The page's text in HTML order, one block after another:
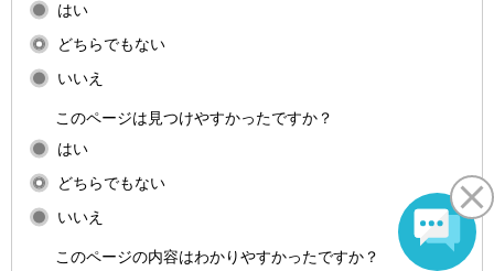
はい
どちらでもない
いいえ
このページは見つけやすかったですか？
はい
どちらでもない
いいえ
このページの内容はわかりやすかったですか？